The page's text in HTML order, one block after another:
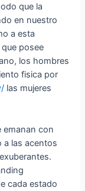
que la
en nuestro
a esta
posee
los hombres
fisica por
las mujeres
emanan con
a las acentos
cada estado